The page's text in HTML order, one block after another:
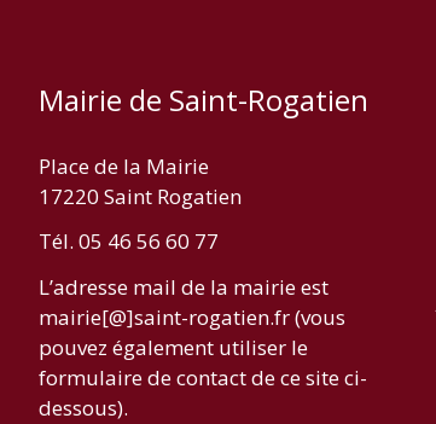
Mairie de Saint-Rogatien
Place de la Mairie
17220 Saint Rogatien
Tél. 05 46 56 60 77
L’adresse mail de la mairie est
mairie[@]saint-rogatien.fr (vous
pouvez également utiliser le
formulaire de contact de ce site ci-
dessous).